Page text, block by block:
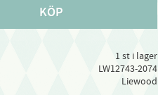
KÖP
1 st i lager
LW12743-2074
Liewood